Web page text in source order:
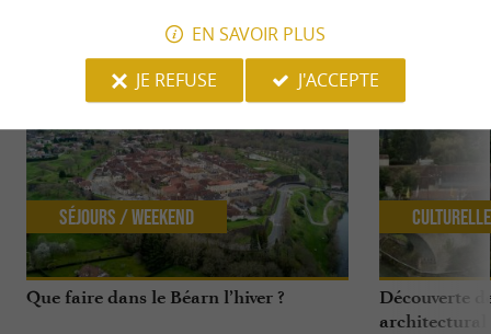
Que faire dans le Béarn l’hiver ?
Séjours / Weekend
Découverte
architectural
Culturelle
EN SAVOIR PLUS
JE REFUSE
J'ACCEPTE